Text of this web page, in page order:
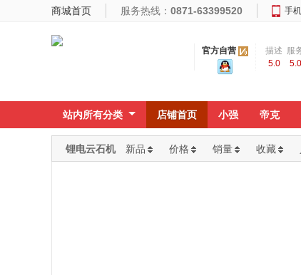
商城首页 服务热线： 0871-63399520 手
官方自营
描述
相符
5.0
服
态度
5.0
站内所有分类 店铺首页 小强 帝克
锂电云石机 新品 价格 销量 收藏